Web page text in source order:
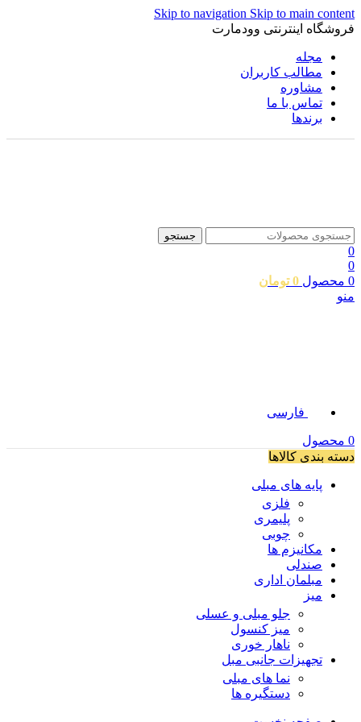
Skip to navigation Skip to main content
فروشگاه اینترنتی وودمارت
مجله
مطالب کاربران
مشاوره
تماس با ما
برندها
جستجو
0
0
0 محصول 0 تومان
منو
فارسی
0 محصول
دسته بندی کالاها
پایه های مبلی
فلزی
پلیمری
چوبی
مکانیزم ها
صندلی
مبلمان اداری
میز
جلو مبلی و عسلی
میز کنسول
ناهار خوری
تجهیزات جانبی مبل
نما های مبلی
دستگیره ها